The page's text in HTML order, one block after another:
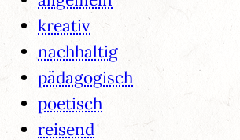
kreativ
nachhaltig
pädagogisch
poetisch
reisend